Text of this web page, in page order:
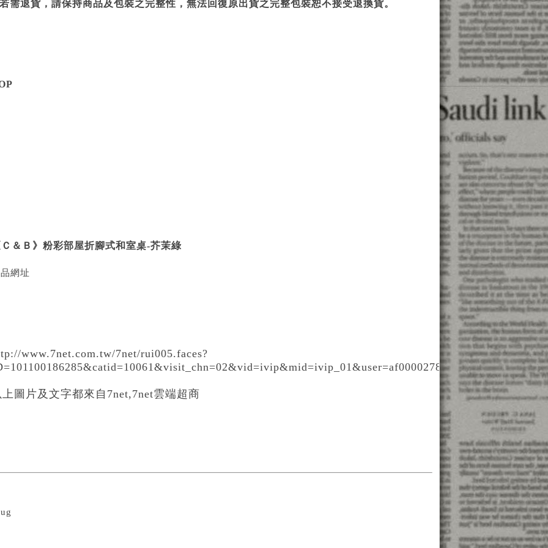
需退貨，請保持商品及包裝之完整性，無法回復原出貨之完整包裝恕不接受退換貨。
＆Ｂ》粉彩部屋折腳式和室桌-芥茉綠
網址
www.7net.com.tw/7net/rui005.faces?
&visit_chn=02&vid=ivip&mid=ivip_01&user=af000027898
上圖片及文字都來自7net,7net雲端超商